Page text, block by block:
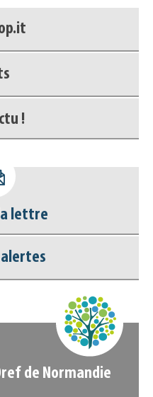
!
lettre
de Normandie